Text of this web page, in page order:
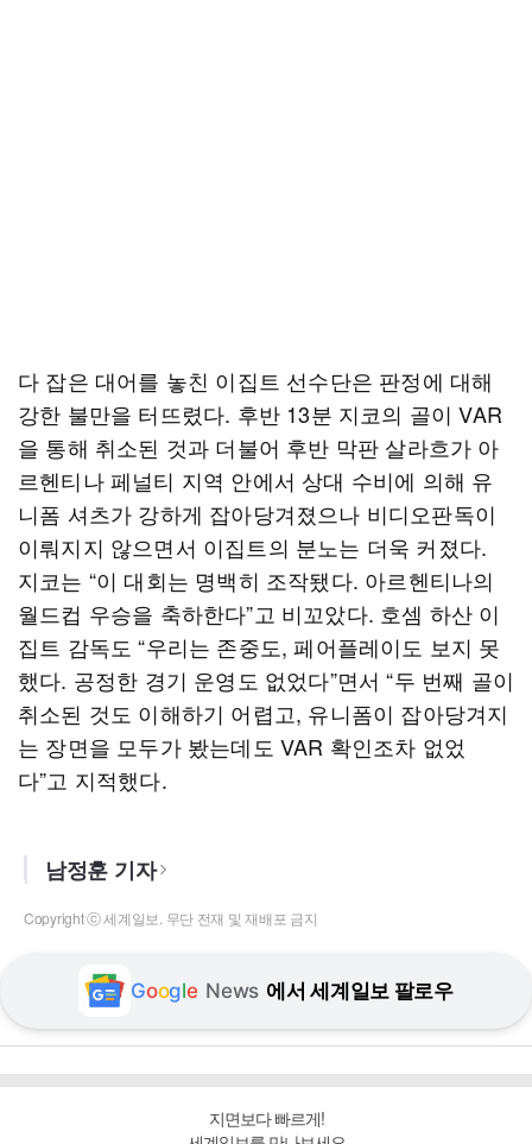
다 잡은 대어를 놓친 이집트 선수단은 판정에 대해
강한 불만을 터뜨렸다. 후반 13분 지코의 골이 VAR
을 통해 취소된 것과 더불어 후반 막판 살라흐가 아
르헨티나 페널티 지역 안에서 상대 수비에 의해 유
니폼 셔츠가 강하게 잡아당겨졌으나 비디오판독이
이뤄지지 않으면서 이집트의 분노는 더욱 커졌다.
지코는 “이 대회는 명백히 조작됐다. 아르헨티나의
월드컵 우승을 축하한다”고 비꼬았다. 호셈 하산 이
집트 감독도 “우리는 존중도, 페어플레이도 보지 못
했다. 공정한 경기 운영도 없었다”면서 “두 번째 골이
취소된 것도 이해하기 어렵고, 유니폼이 잡아당겨지
는 장면을 모두가 봤는데도 VAR 확인조차 없었
다”고 지적했다.
남정훈 기자
Copyright ⓒ 세계일보. 무단 전재 및 재배포 금지
Google News 에서 세계일보 팔로우
지면보다 빠르게!